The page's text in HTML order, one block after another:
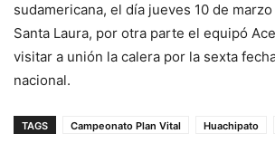
sudamericana, el día jueves 10 de
Santa Laura, por otra parte el equipó
visitar a unión la calera por la sexta
nacional.
TAGS Campeonato Plan Vital Huachipato